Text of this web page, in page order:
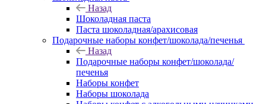
Назад
Шоколадная паста
Паста шоколадная/арахисовая
Подарочные наборы конфет/шоколада/печенья
Назад
Подарочные наборы конфет/шоколада/
печенья
Наборы конфет
Наборы шоколада